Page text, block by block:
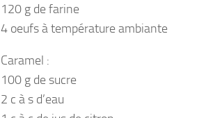
120 g de farine
4 oeufs à température ambiante
Caramel :
100 g de sucre
2 c à s d’eau